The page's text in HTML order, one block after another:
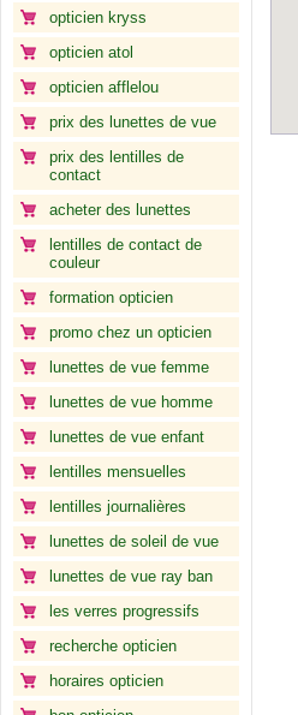
opticien kryss
opticien atol
opticien afflelou
prix des lunettes de vue
prix des lentilles de
contact
acheter des lunettes
lentilles de contact de
couleur
formation opticien
promo chez un opticien
lunettes de vue femme
lunettes de vue homme
lunettes de vue enfant
lentilles mensuelles
lentilles journalières
lunettes de soleil de vue
lunettes de vue ray ban
les verres progressifs
recherche opticien
horaires opticien